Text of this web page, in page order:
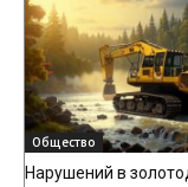
Общество
Нарушений в